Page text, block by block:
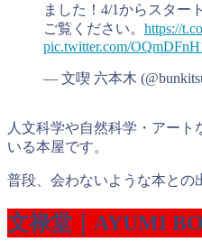
ました！4/1からスター
ご覧ください。 https://
pic.twitter.com/
— 文喫 六本木
人文科学や自然科学・アー
いる本屋です。
普段、会わないような本との
文禄堂｜AYUMI